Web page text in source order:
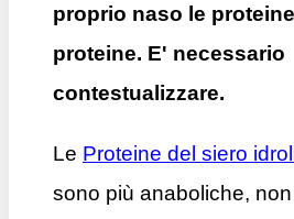
proprio naso le
proteine. E' necessario
contestualizzare.
Le Proteine del siero
sono più anaboliche,